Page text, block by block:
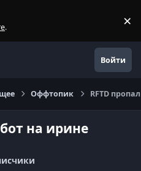
. ×
Войти
Оффтопик RFTD
на ирине